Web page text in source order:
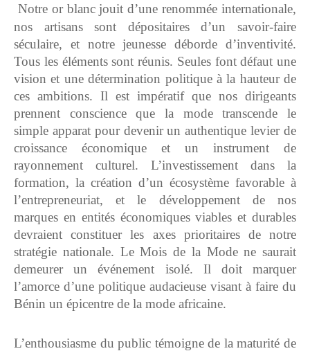
Notre or blanc jouit d’une renommée internationale,
nos artisans sont dépositaires d’un savoir-faire
séculaire, et notre jeunesse déborde d’inventivité.
Tous les éléments sont réunis. Seules font défaut une
vision et une détermination politique à la hauteur de
ces ambitions. Il est impératif que nos dirigeants
prennent conscience que la mode transcende le
simple apparat pour devenir un authentique levier de
croissance économique et un instrument de
rayonnement culturel. L’investissement dans la
formation, la création d’un écosystème favorable à
l’entrepreneuriat, et le développement de nos
marques en entités économiques viables et durables
devraient constituer les axes prioritaires de notre
stratégie nationale. Le Mois de la Mode ne saurait
demeurer un événement isolé. Il doit marquer
l’amorce d’une politique audacieuse visant à faire du
Bénin un épicentre de la mode africaine.
L’enthousiasme du public témoigne de la maturité de